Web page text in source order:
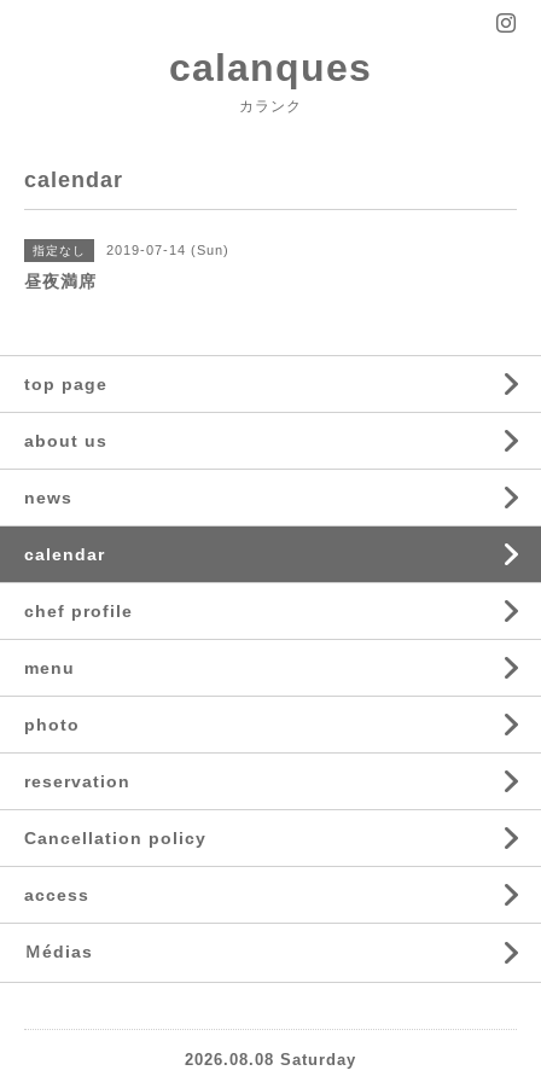
calanques
カランク
calendar
指定なし 2019-07-14 (Sun)
昼夜満席
top page
about us
news
calendar
chef profile
menu
photo
reservation
Cancellation policy
access
Ｍédias
2026.08.08 Saturday